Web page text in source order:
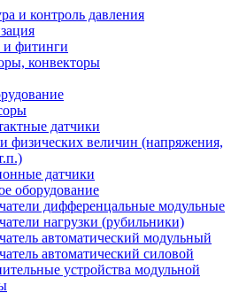
и контроль давления
фитинги
конвекторы
датчики
физических величин (напряжения,
датчики
оборудование
дифференцальные модульные
нагрузки (рубильники)
автоматический модульный
автоматический силовой
устройства модульной